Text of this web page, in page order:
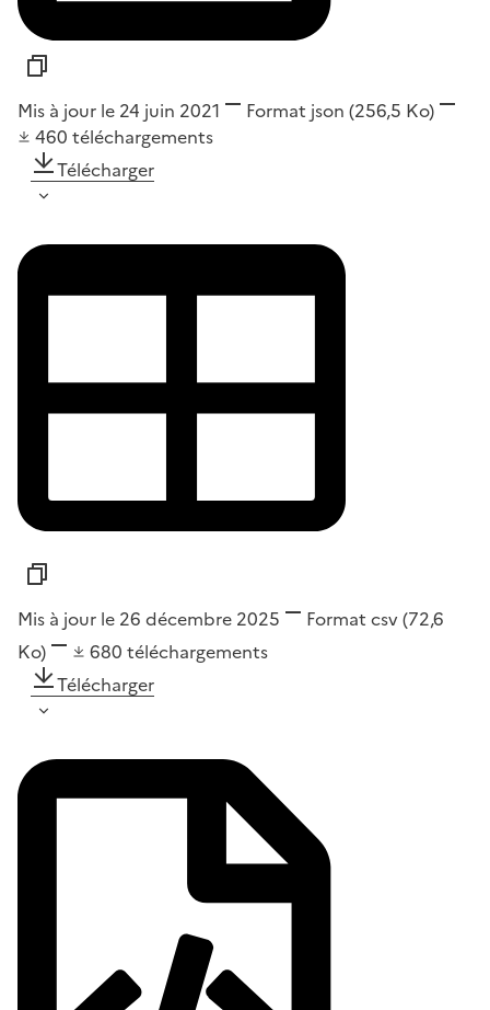
Mis à jour le 24 juin 2021 Format json (256,5 Ko)
460 téléchargements
Télécharger
Mis à jour le 26 décembre 2025 Format csv(72,6
Ko)
680 téléchargements
Télécharger